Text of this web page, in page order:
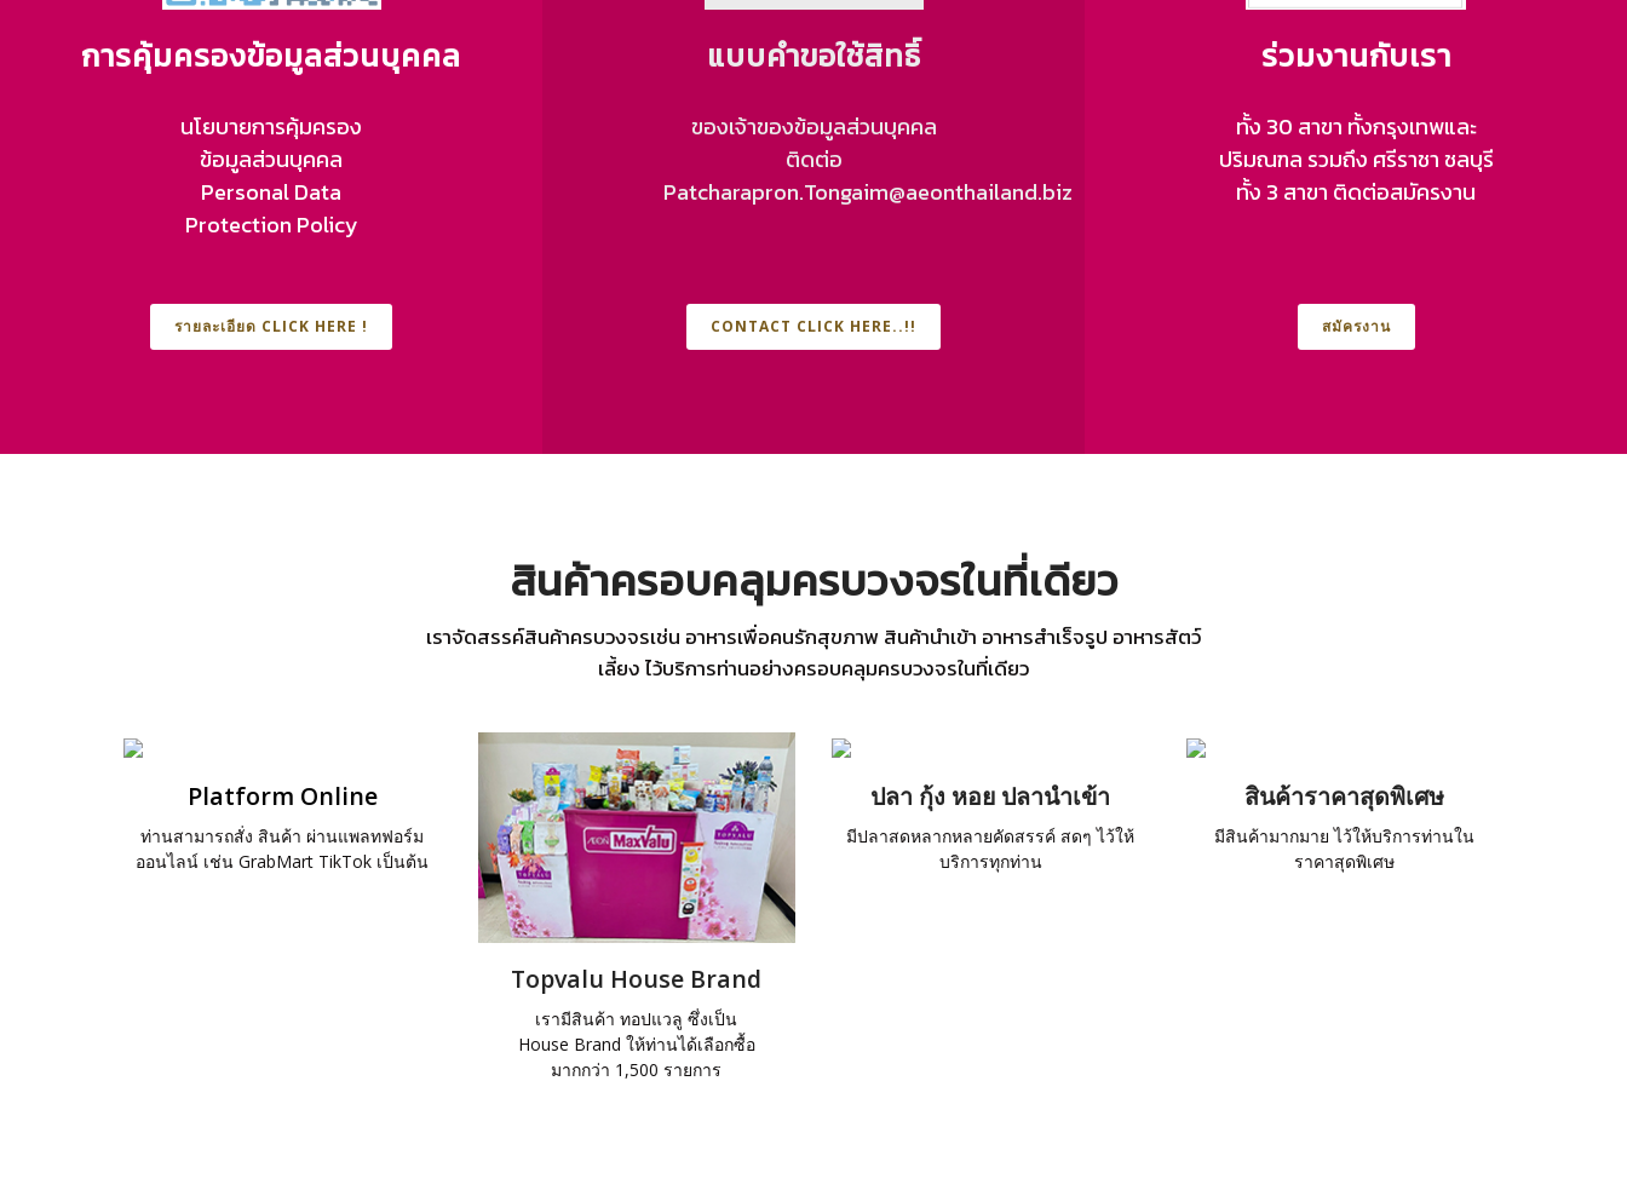
การคุ้มครองข้อมูลส่วนบุคคล
นโยบายการคุ้มครอง
ข้อมูลส่วนบุคคล
Personal Data
Protection Policy
รายละเอียด CLICK HERE !
แบบคำขอใช้สิทธิ์
ของเจ้าของข้อมูลส่วนบุคคล
ติดต่อ
Patcharapron.Tongaim@aeonthailand.biz
CONTACT CLICK HERE..!!
ร่วมงานกับเรา
ทั้ง 30 สาขา ทั้งกรุงเทพและ
ปริมณฑล รวมถึง ศรีราชา ชลบุรี
ทั้ง 3 สาขา ติดต่อสมัครงาน
สมัครงาน
สินค้าครอบคลุมครบวงจรในที่เดียว
เราจัดสรรค์สินค้าครบวงจรเช่น อาหารเพื่อคนรักสุขภาพ สินค้านำเข้า อาหารสำเร็จรูป อาหารสัตว์
เลี้ยง ไว้บริการท่านอย่างครอบคลุมครบวงจรในที่เดียว
Platform Online
ท่านสามารถสั่ง สินค้า ผ่านแพลทฟอร์ม
ออนไลน์ เช่น GrabMart TikTok เป็นต้น
Topvalu House Brand
เรามีสินค้า ทอปแวลู ซึ่งเป็น
House Brand ให้ท่านได้เลือกซื้อ
มากกว่า 1,500 รายการ
ปลา กุ้ง หอย ปลานำเข้า
มีปลาสดหลากหลายคัดสรรค์ สดๆ ไว้ให้
บริการทุกท่าน
สินค้าราคาสุดพิเศษ
มีสินค้ามากมาย ไว้ให้บริการท่านใน
ราคาสุดพิเศษ